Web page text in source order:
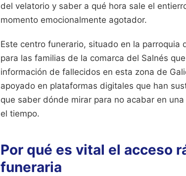
del velatorio y saber a qué hora sale el
momento emocionalmente agotador.
Este centro funerario, situado en la
para las familias de la comarca del Salnés
información de fallecidos en esta zona de
apoyado en plataformas digitales que han
que saber dónde mirar para no acabar en
el tiempo.
Por qué es vital el acceso
funeraria